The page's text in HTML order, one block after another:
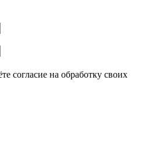
согласие на обработку своих